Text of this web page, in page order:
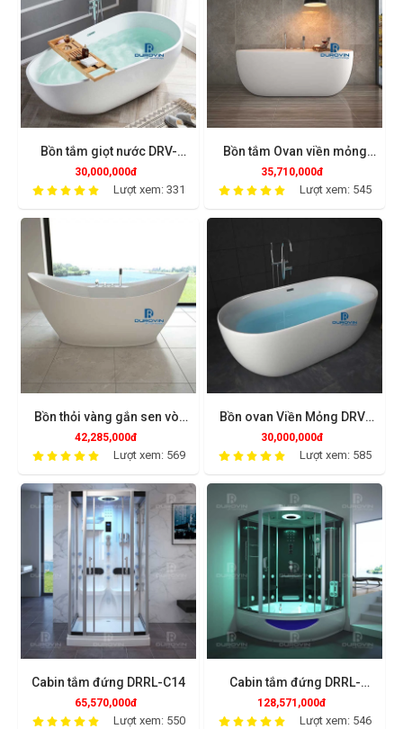
Bồn tắm giọt nước DRV-
1214
30,000,000đ
Lượt xem: 331
Bồn tắm Ovan viền mỏng
gắn sen vòi DRV-1236
35,710,000đ
Lượt xem: 545
Bồn thỏi vàng gắn sen vòi
DRV-1208
42,285,000đ
Lượt xem: 569
Bồn ovan Viền Mỏng DRV-
1235
30,000,000đ
Lượt xem: 585
Cabin tắm đứng DRRL-C14
65,570,000đ
Lượt xem: 550
Cabin tắm đứng DRRL-
D04(B)
128,571,000đ
Lượt xem: 546